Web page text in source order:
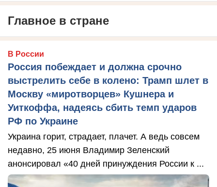
Главное в стране
В России
Россия побеждает и должна срочно
выстрелить себе в колено: Трамп шлет в
Москву «миротворцев» Кушнера и
Уиткоффа, надеясь сбить темп ударов
РФ по Украине
Украина горит, страдает, плачет. А ведь совсем
недавно, 25 июня Владимир Зеленский
анонсировал «40 дней принуждения России к ...